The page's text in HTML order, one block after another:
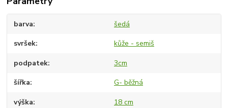
barva šedá
svršek kůže - semiš
podpatek 3cm
šířka G- běžná
výška 18 cm